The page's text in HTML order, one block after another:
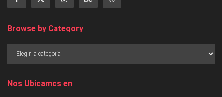
Browse by Category
Nos Ubicamos en